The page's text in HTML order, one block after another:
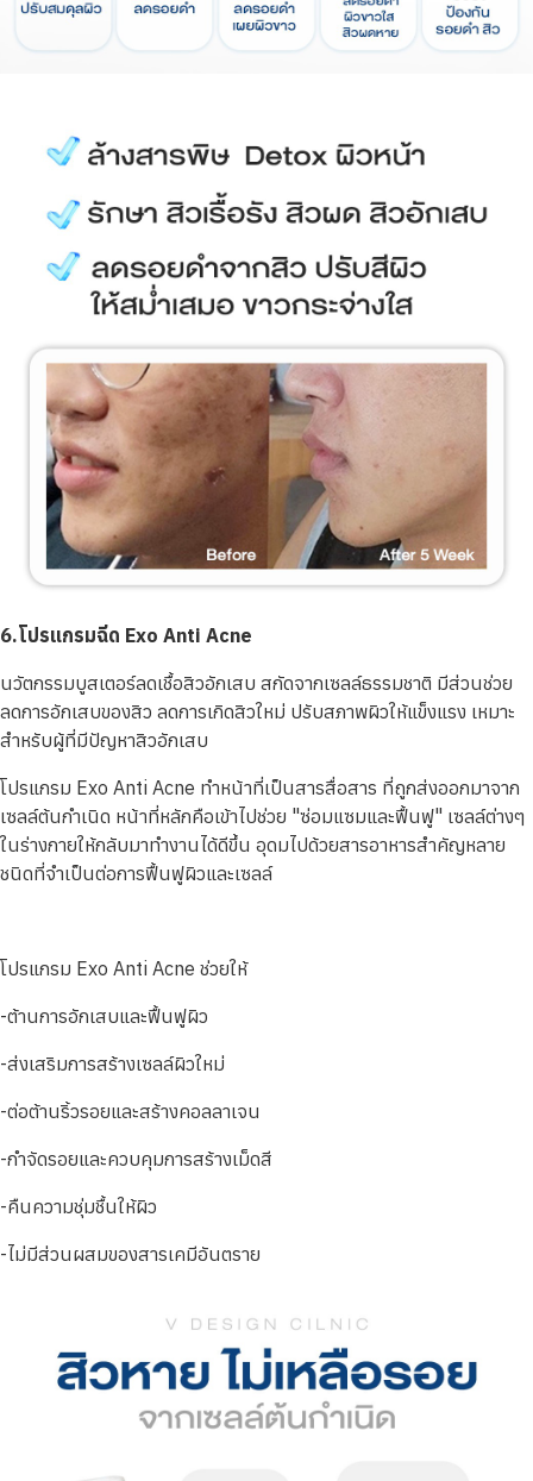
6.โปรแกรมฉีด Exo Anti Acne
นวัตกรรมบูสเตอร์ลดเชื้อสิวอักเสบ สกัดจากเซลล์ธรรมชาติ มีส่วนช่วย
ลดการอักเสบของสิว ลดการเกิดสิวใหม่ ปรับสภาพผิวให้แข็งแรง เหมาะ
สำหรับผู้ที่มีปัญหาสิวอักเสบ
โปรแกรม Exo Anti Acne ทำหน้าที่เป็นสารสื่อสาร ที่ถูกส่งออกมาจาก
เซลล์ต้นกำเนิด หน้าที่หลักคือเข้าไปช่วย "ซ่อมแซมและฟื้นฟู" เซลล์ต่างๆ
ในร่างกายให้กลับมาทำงานได้ดีขึ้น อุดมไปด้วยสารอาหารสำคัญหลาย
ชนิดที่จำเป็นต่อการฟื้นฟูผิวและเซลล์
โปรแกรม Exo Anti Acne ช่วยให้
-ต้านการอักเสบและฟื้นฟูผิว
-ส่งเสริมการสร้างเซลล์ผิวใหม่
-ต่อต้านริ้วรอยและสร้างคอลลาเจน
-กำจัดรอยและควบคุมการสร้างเม็ดสี
-คืนความชุ่มชื้นให้ผิว
-ไม่มีส่วนผสมของสารเคมีอันตราย